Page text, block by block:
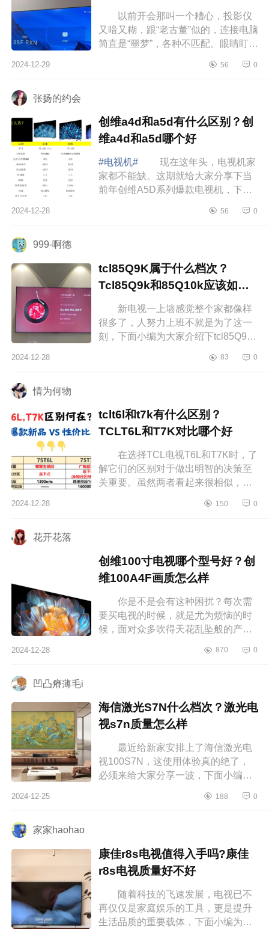
以前开会那叫一个糟心，投影仪
又暗又糊，跟“老古董”似的，连接电脑
简直是“噩梦”，各种不匹配。眼睛盯着
但TCL会议电视一来哇哦，下...
2024-12-29 56 0
张扬的约会
创维a4d和a5d有什么区别？创
维a4d和a5d哪个好
#电视机#
现在这年头，电视机家
家都不能缺。这期就给大家分享下当
前年创维A5D系列爆款电视机，下面
2024-12-28 56 0
999-啊德
tcl85Q9K属于什么档次？
Tcl85Q9k和85Q10k应该如何
新电视一上墙感觉整个家都像样
很多了，人努力上班不就是为了这一
刻，下面小编为大家介绍下tcl85Q9K
应该如何选 tcl85Q9K属于什么档
2024-12-28 83 0
情为何物
tclt6l和t7k有什么区别？
TCLT6L和T7K对比哪个好
在选择TCL电视T6L和T7K时，了
解它们的区别对于做出明智的决策至
关重要。虽然两者看起来很相似，但
会影响你最终的使用体验。下面小编
2024-12-28 150 0
花开花落
创维100寸电视哪个型号好？创
维100A4F画质怎么样
你是不是会有这种困扰？每次需
要买电视的时候，就是尤为烦恼的时
候，面对众多吹得天花乱坠般的产
容易让人犯难，想着会不会还有更划
2024-12-28 870 0
凹凸瘠薄毛i
海信激光S7N什么档次？激光电
视s7n质量怎么样
最近给新家安排上了海信激光电
视100S7N，这使用体验真的绝了，
必须来给大家分享一波，下面小编为
激光电视s7n质量怎么样 海信激光
2024-12-25 188 0
家家haohao
康佳r8s电视值得入手吗?康佳
r8s电视质量好不好
随着科技的飞速发展，电视已不
再仅仅是家庭娱乐的工具，更是提升
生活品质的重要载体，下面小编为大